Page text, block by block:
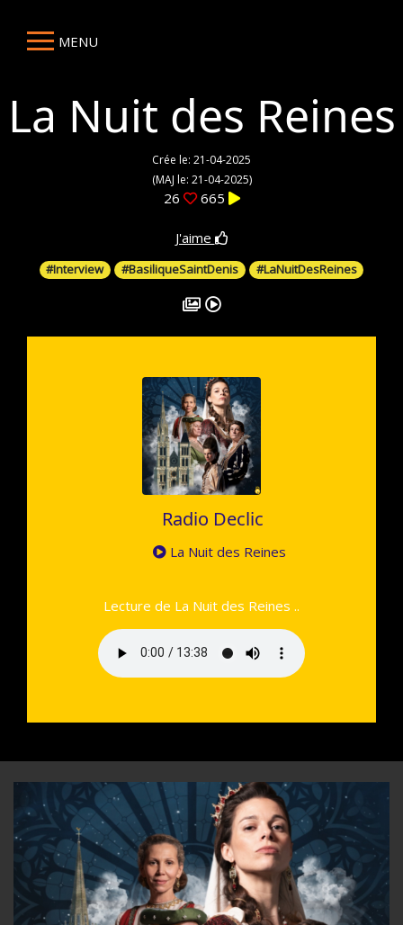
MENU
La Nuit des Reines
Crée le: 21-04-2025
(MAJ le: 21-04-2025)
26 665
J'aime
#Interview #BasiliqueSaintDenis #LaNuitDesReines
Radio Declic
La Nuit des Reines
Lecture de La Nuit des Reines ..